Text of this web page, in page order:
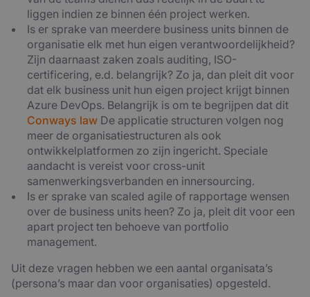
liggen indien ze binnen één project werken.
Is er sprake van meerdere business units binnen de
organisatie elk met hun eigen verantwoordelijkheid?
Zijn daarnaast zaken zoals auditing, ISO-
certificering, e.d. belangrijk? Zo ja, dan pleit dit voor
dat elk business unit hun eigen project krijgt binnen
Azure DevOps. Belangrijk is om te begrijpen dat dit
Conways law De applicatie structuren volgen nog
meer de organisatiestructuren als ook
ontwikkelplatformen zo zijn ingericht. Speciale
aandacht is vereist voor cross-unit
samenwerkingsverbanden en innersourcing.
Is er sprake van scaled agile of rapportage wensen
over de business units heen? Zo ja, pleit dit voor een
apart project ten behoeve van portfolio
management.
Uit deze vragen hebben we een aantal organisata’s
(persona’s maar dan voor organisaties) opgesteld.